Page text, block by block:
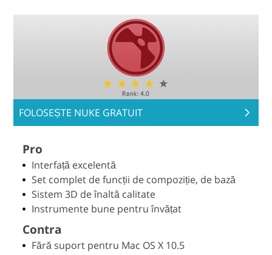
FOLOSEȘTE NUKE GRATUIT
Pro
Interfață excelentă
Set complet de funcții de compoziție, de bază
Sistem 3D de înaltă calitate
Instrumente bune pentru învățat
Contra
Fără suport pentru Mac OS X 10.5